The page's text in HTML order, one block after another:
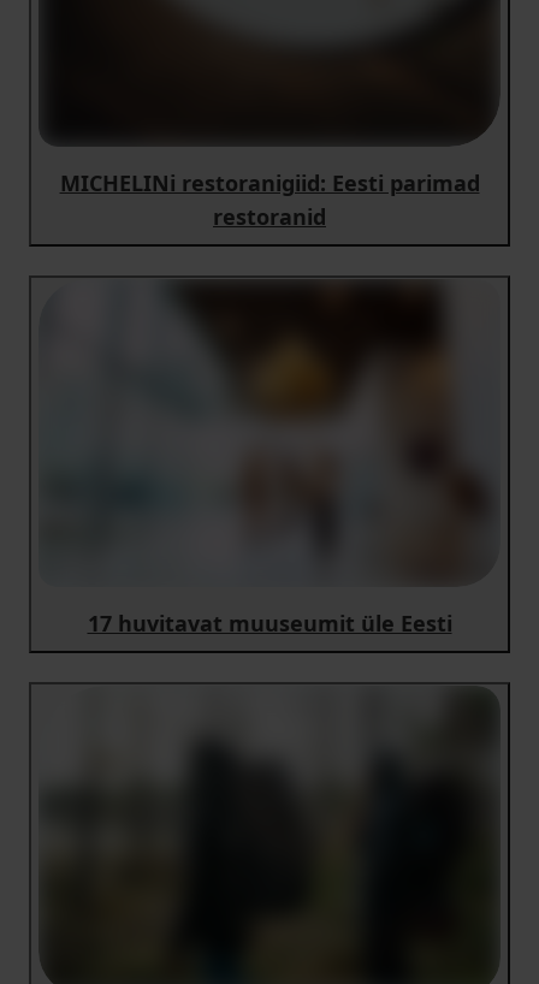
MICHELINi restoranigiid: Eesti parimad
restoranid
17 huvitavat muuseumit üle Eesti